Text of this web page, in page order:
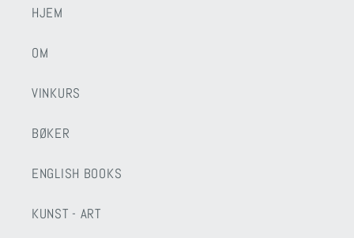
HJEM
OM
VINKURS
BØKER
ENGLISH BOOKS
KUNST - ART